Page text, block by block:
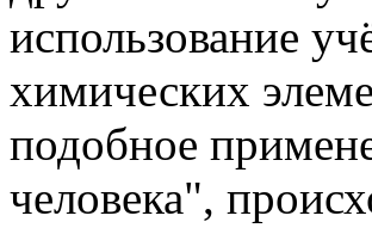
использование
химических
подобное
человека",